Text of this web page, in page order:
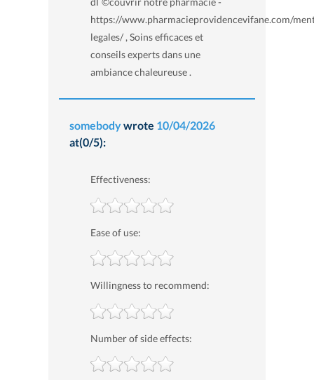
https://www.pharmacieprovidencevifane.com/
legales/ , Soins efficaces et
conseils experts dans une
ambiance chaleureuse .
somebodywrote 10/04/2026
at(0/5):
Effectiveness:
Ease of use:
Willingness to recommend:
Number of side effects: